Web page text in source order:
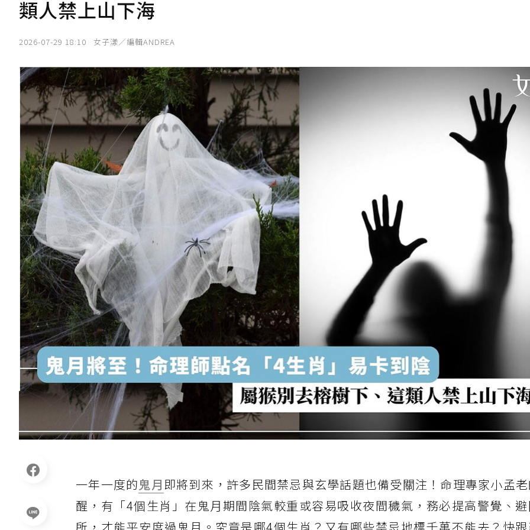
類人禁上山下海
2026-07-29 18:10 女子漾／編輯ANDREA
一年一度的鬼月 即將到來，許多民間禁忌與玄學話題也備受關注！命理專家小孟
醒，有「4個生肖」在鬼月期間陰氣較重或容易吸收夜間穢氣，務必提高警覺、